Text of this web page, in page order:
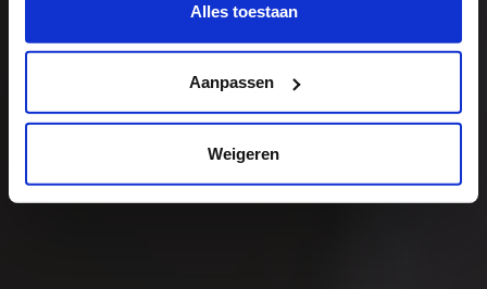
https://www.hku.nl/privacy-statement-en-
Alles toestaan
Aanpassen
Weigeren